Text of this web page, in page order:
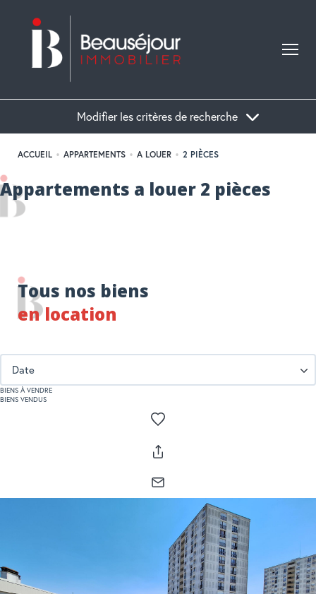
Modifier les critères de recherche
ACCUEIL APPARTEMENTS A LOUER 2 PIÈCES
Appartements a louer 2 pièces
Tous nos biens
en location
BIENS À VENDRE
BIENS VENDUS